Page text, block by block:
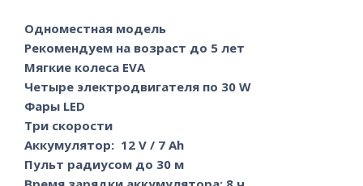
Одноместная модель
Рекомендуем на возраст до 5 лет
Мягкие колеса EVA
Четыре электродвигателя по 30 W
Фары LED
Три скорости
Аккумулятор: 12 V / 7 Ah
Пульт радиусом до 30 м